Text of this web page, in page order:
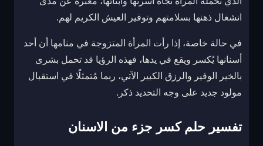
انشغال ذهنها بسلامتهم وتوفير العيش الكريم لهم.
في حالة خاصة، إذا رأت المرأة المتزوجة في منامها أن أحد
أسنانها يُكسر ويقع في يدها، فهذه الرؤيا قد تحمل بشرى
بالخير الوفير والرزق الكبير الآتي، ربما مُتمثلًا في استقبال
مولود جديد على وجه التحديد ذكر.
تفسير حلم كسر جزء من الاسنان